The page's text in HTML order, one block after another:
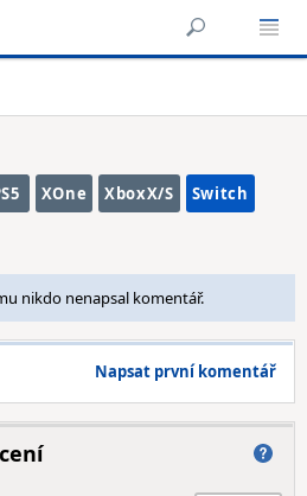
XOne XboxX/S Switch
nikdo nenapsal komentář.
Napsat první komentář